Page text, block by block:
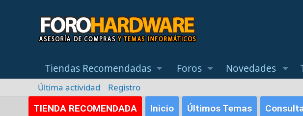
Tiendas Recomendadas Foros Novedades
Última actividad
Registro
TIENDA RECOMENDADA
Inicio Últimos Temas